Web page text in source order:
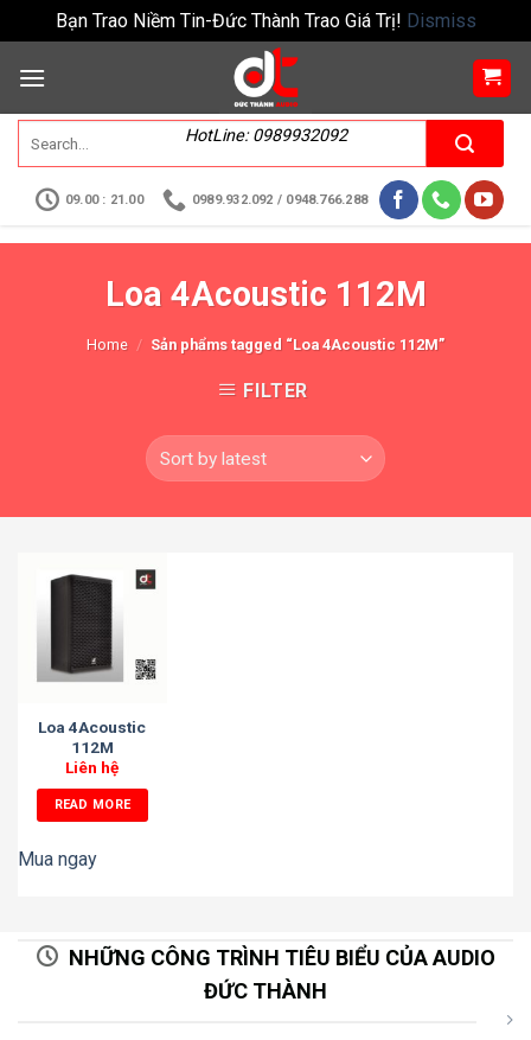
Bạn Trao Niềm Tin-Đức Thành Trao Giá Trị! Dismiss
HotLine: 0989932092
09.00 : 21.00 0989.932.092 / 0948.766.288
Loa 4Acoustic 112M
Home / Sản phẩms tagged “Loa 4Acoustic 112M”
FILTER
Loa 4Acoustic
112M
Liên hệ
READ MORE
Mua ngay
NHỮNG CÔNG TRÌNH TIÊU BIỂU CỦA AUDIO
ĐỨC THÀNH